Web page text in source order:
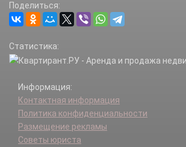
Поделиться:
Статистика:
Информация:
Контактная информация
Политика конфиденциальности
Размещение рекламы
Советы юриста